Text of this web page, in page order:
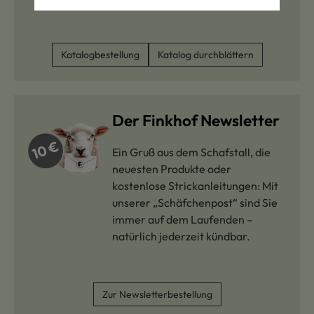
Katalogbestellung Katalog durchblättern
Der Finkhof Newsletter
Ein Gruß aus dem Schafstall, die
neuesten Produkte oder
kostenlose Strickanleitungen: Mit
unserer „Schäfchenpost“ sind Sie
immer auf dem Laufenden –
natürlich jederzeit kündbar.
Zur Newsletterbestellung